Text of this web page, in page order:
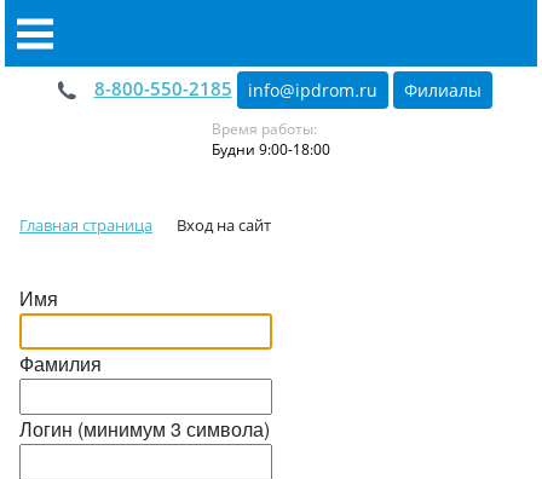
8-800-550-2185 info@ipdrom.ru Филиалы
Время работы:
Будни 9:00-18:00
Главная страница Вход на сайт
Имя
Фамилия
Логин (минимум 3 символа)